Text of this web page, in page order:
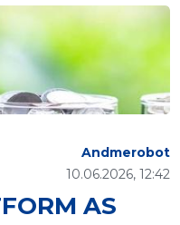
AS
10.06.2026, 12:42
Andmerobot